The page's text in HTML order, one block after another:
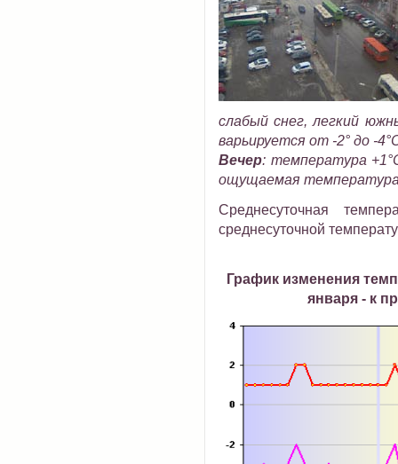
слабый снег, легкий
варьируется от -2° до -
Вечер: температура
ощущаемая температура
Среднесуточная
среднесуточной
График изменения
января - к